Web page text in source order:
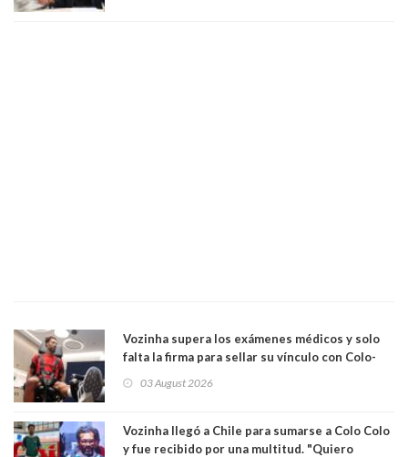
Vozinha supera los exámenes médicos y solo
falta la firma para sellar su vínculo con Colo-
03 August 2026
Vozinha llegó a Chile para sumarse a Colo Colo
y fue recibido por una multitud. "Quiero